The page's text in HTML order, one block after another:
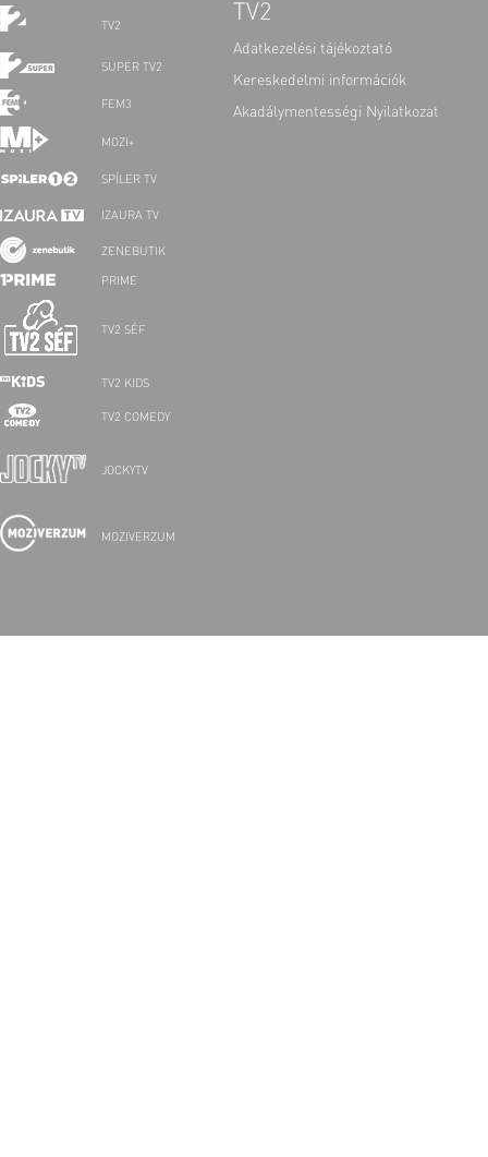
TV2
SUPER TV2
FEM3
MOZI+
SPÍLER TV
IZAURA TV
ZENEBUTIK
PRIME
TV2 SÉF
TV2 KIDS
TV2 COMEDY
JOCKYTV
MOZIVERZUM
TV2
Adatkezelési tájékoztató
Kereskedelmi információk
Akadálymentességi Nyilatkozat